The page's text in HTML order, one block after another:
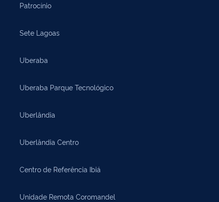
Patrocínio
Sete Lagoas
Uberaba
Uberaba Parque Tecnológico
Uberlândia
Uberlândia Centro
Centro de Referência Ibiá
Unidade Remota Coromandel